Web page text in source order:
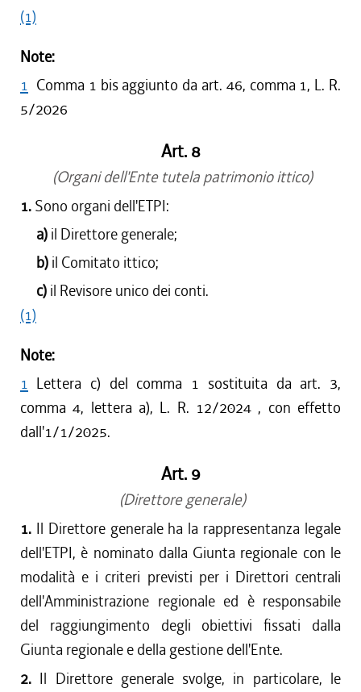
(1)
Note:
1 Comma 1 bis aggiunto da art. 46, comma 1, L. R.
5/2026
Art. 8
(Organi dell'Ente tutela patrimonio ittico)
1. Sono organi dell'ETPI:
a) il Direttore generale;
b) il Comitato ittico;
c) il Revisore unico dei conti.
(1)
Note:
1 Lettera c) del comma 1 sostituita da art. 3,
comma 4, lettera a), L. R. 12/2024 , con effetto
dall'1/1/2025.
Art. 9
(Direttore generale)
1. Il Direttore generale ha la rappresentanza legale
dell'ETPI, è nominato dalla Giunta regionale con le
modalità e i criteri previsti per i Direttori centrali
dell'Amministrazione regionale ed è responsabile
del raggiungimento degli obiettivi fissati dalla
Giunta regionale e della gestione dell'Ente.
2. Il Direttore generale svolge, in particolare, le